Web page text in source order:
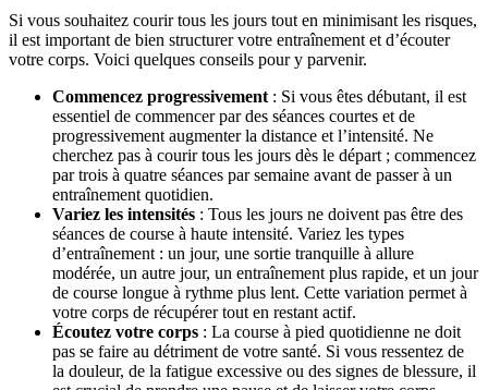
Si vous souhaitez courir tous les jours tout en minimisant les risques,
il est important de bien structurer votre entraînement et d’écouter
votre corps. Voici quelques conseils pour y parvenir.
Commencez progressivement: Si vous êtes débutant, il est
essentiel de commencer par des séances courtes et de
progressivement augmenter la distance et l’intensité. Ne
cherchez pas à courir tous les jours dès le départ ; commencez
par trois à quatre séances par semaine avant de passer à un
entraînement quotidien.
Variez les intensités : Tous les jours ne doivent pas être des
séances de course à haute intensité. Variez les types
d’entraînement : un jour, une sortie tranquille à allure
modérée, un autre jour, un entraînement plus rapide, et un jour
de course longue à rythme plus lent. Cette variation permet à
votre corps de récupérer tout en restant actif.
Écoutez votre corps : La course à pied quotidienne ne doit
pas se faire au détriment de votre santé. Si vous ressentez de
la douleur, de la fatigue excessive ou des signes de blessure, il